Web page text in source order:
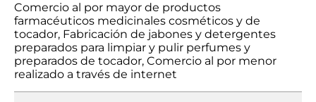
Comercio al por mayor de productos
farmacéuticos medicinales cosméticos y de
tocador, Fabricación de jabones y detergentes
preparados para limpiar y pulir perfumes y
preparados de tocador, Comercio al por menor
realizado a través de internet